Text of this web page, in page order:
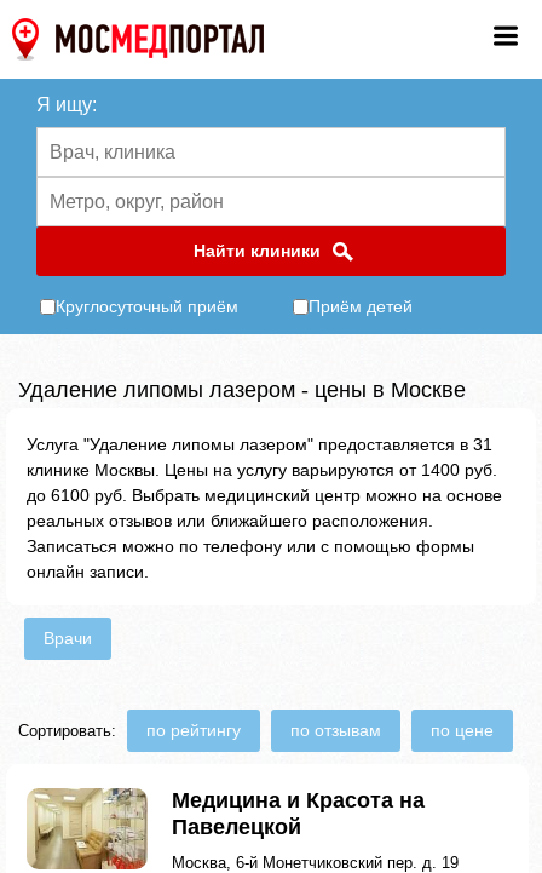
Я ищу:
Найти клиники
Круглосуточный приём Приём детей
Удаление липомы лазером - цены в Москве
Услуга "Удаление липомы лазером" предоставляется в 31
клинике Москвы. Цены на услугу варьируются от 1400 руб.
до 6100 руб. Выбрать медицинский центр можно на основе
реальных отзывов или ближайшего расположения.
Записаться можно по телефону или с помощью формы
онлайн записи.
Врачи
Сортировать: по рейтингу по отзывам по цене
Медицина и Красота на
Павелецкой
Москва, 6-й Монетчиковский пер. д. 19